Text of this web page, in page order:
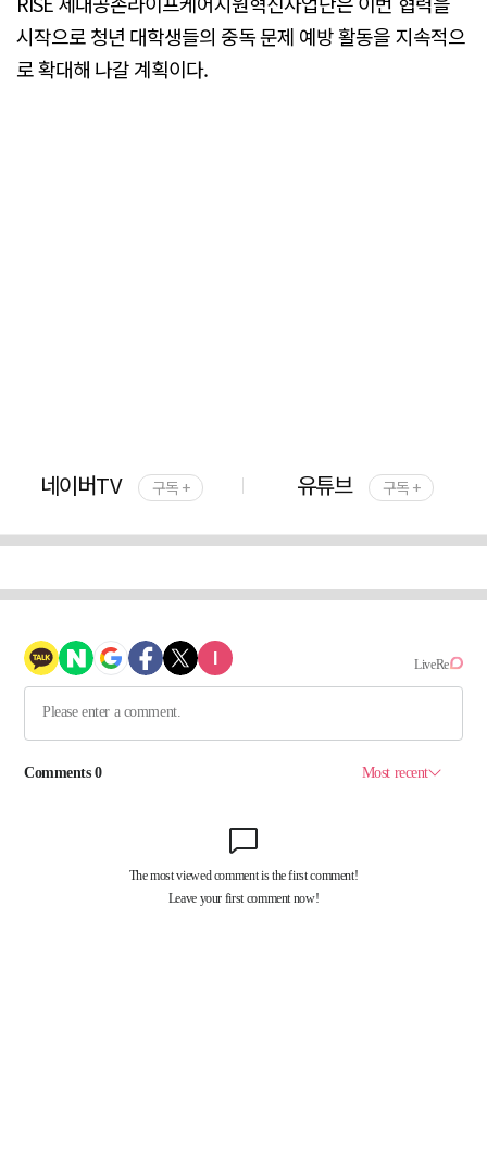
시작으로 청년 대학생들의 중독 문제 예방 활동을 지속적으
로 확대해 나갈 계획이다.
네이버TV 구독 + 유튜브 구독 +